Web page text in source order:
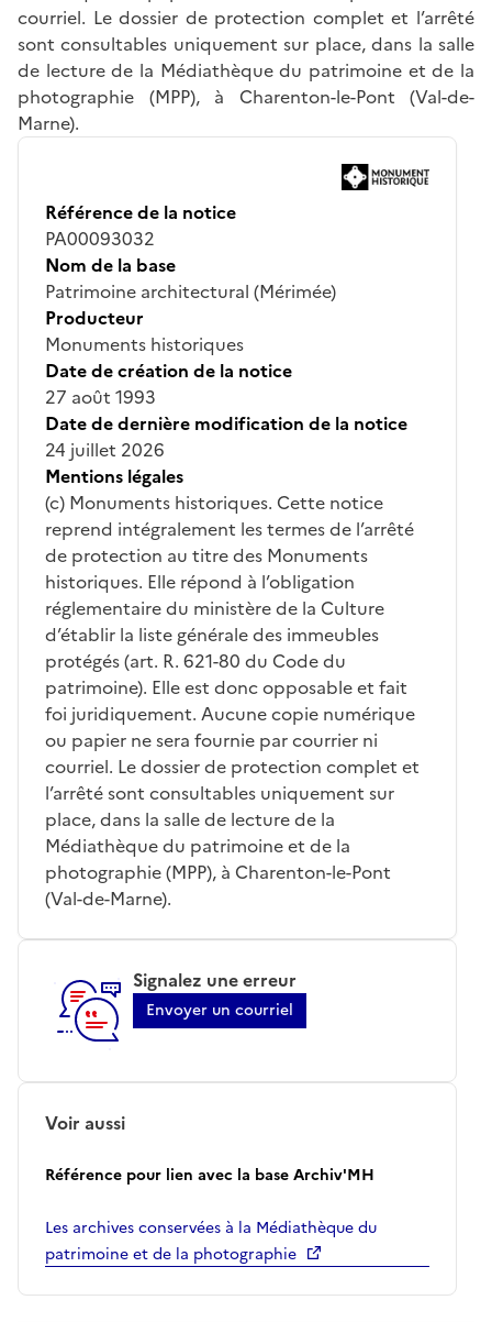
courriel. Le dossier de protection complet et l’arrêté
sont consultables uniquement sur place, dans la salle
de lecture de la Médiathèque du patrimoine et de la
photographie (MPP), à Charenton-le-Pont (Val-de-
Marne).
Référence de la notice
PA00093032
Nom de la base
Patrimoine architectural (Mérimée)
Producteur
Monuments historiques
Date de création de la notice
27 août 1993
Date de dernière modification de la notice
24 juillet 2026
Mentions légales
(c) Monuments historiques. Cette notice
reprend intégralement les termes de l’arrêté
de protection au titre des Monuments
historiques. Elle répond à l’obligation
réglementaire du ministère de la Culture
d’établir la liste générale des immeubles
protégés (art. R. 621-80 du Code du
patrimoine). Elle est donc opposable et fait
foi juridiquement. Aucune copie numérique
ou papier ne sera fournie par courrier ni
courriel. Le dossier de protection complet et
l’arrêté sont consultables uniquement sur
place, dans la salle de lecture de la
Médiathèque du patrimoine et de la
photographie (MPP), à Charenton-le-Pont
(Val-de-Marne).
Signalez une erreur
Envoyer un courriel
Voir aussi
Référence pour lien avec la base Archiv'MH
Les archives conservées à la Médiathèque du
patrimoine et de la photographie